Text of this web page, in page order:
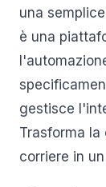
una
è una
gestisce
Trasforma
corriere in